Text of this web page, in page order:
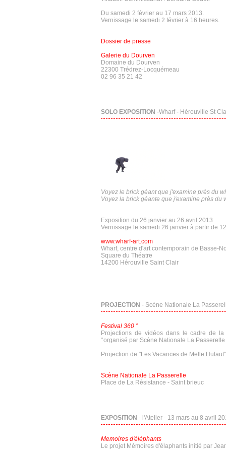
Du samedi 2 février au 17 mars 2013.
Vernissage le samedi 2 février à 16 heures.
Dossier de presse
Galerie du Dourven
Domaine du Dourven
22300 Trédrez-Locquémeau
02 96 35 21 42
SOLO EXPOSITION -Wharf - Hérouville St
Voyez le brick géant que j'examine près du
Voyez la brick géante que j'examine près du
Exposition du 26 janvier au 26 avril 2013
Vernissage le samedi 26 janvier à partir de
www.wharf-art.com
Wharf, centre d'art contemporain de Basse-
Square du Théatre
14200 Hérouville Saint Clair
PROJECTION - Scène Nationale La
Festival 360 °
Projections de vidéos dans le cadre de
°organisé par Scène Nationale La
Projection de "Les Vacances de Melle
Scène Nationale La Passerelle
Place de La Résistance - Saint brieuc
EXPOSITION - l'Atelier - 13 mars au 8 avril
Memoires d'éléphants
Le projet Mémoires d'élaphants initié par